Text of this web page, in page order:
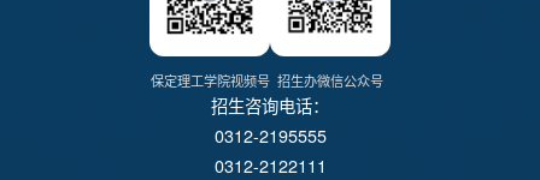
保定理工学院视频号 招生办微信公众号
招生咨询电话：
0312-2195555
0312-2122111